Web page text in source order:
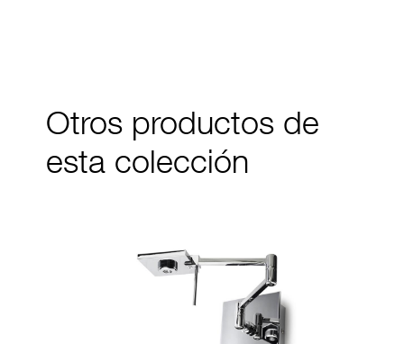
Otros productos de
esta colección